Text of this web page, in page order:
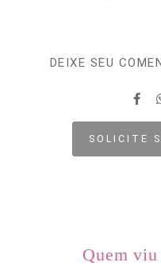
DEIXE SEU
SOLICITE
Quem